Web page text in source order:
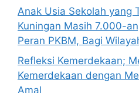
Anak Usia Sekolah yang
Kuningan Masih 7.000-
Peran PKBM, Bagi
Refleksi Kemerdekaan;
Kemerdekaan dengan
Amal